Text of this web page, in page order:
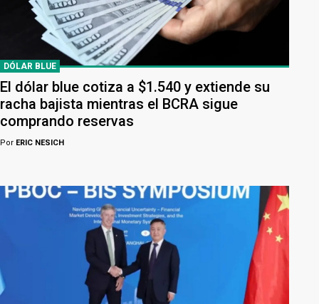
DÓLAR BLUE
El dólar blue cotiza a $1.540 y extiende su
racha bajista mientras el BCRA sigue
comprando reservas
Por ERIC NESICH